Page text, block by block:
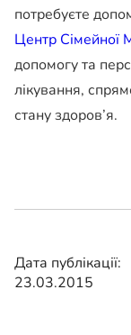
потребуєте
Центр Сімейної
допомогу та
лікування,
стану здоров’я.
Дата публікації:
23.03.2015